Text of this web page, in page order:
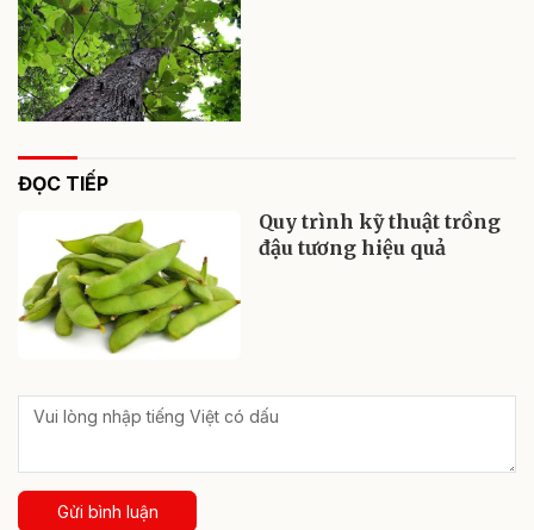
ĐỌC TIẾP
Quy trình kỹ thuật trồng
đậu tương hiệu quả
Gửi bình luận